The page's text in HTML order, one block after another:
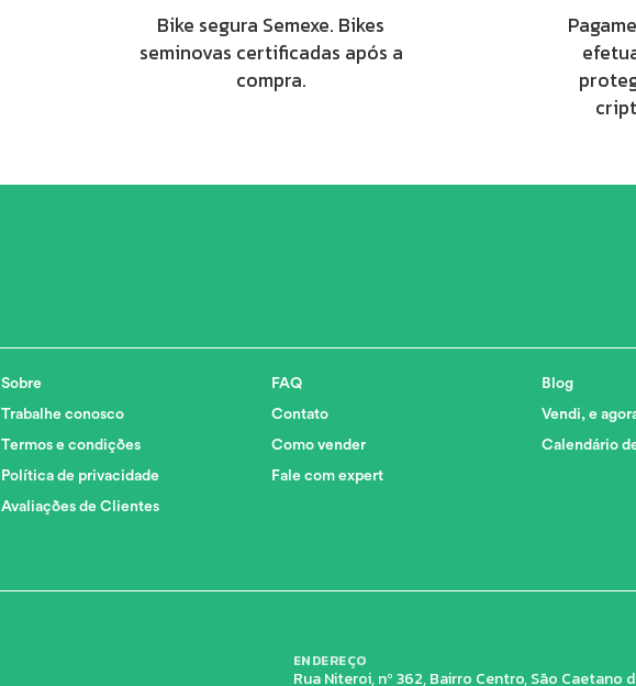
Bike segura Semexe. Bikes
seminovas certificadas após a
compra.
Sobre
Trabalhe conosco
Termos e condições
Política de privacidade
Avaliações de Clientes
FAQ
Contato
Como vender
Fale com expert
Blog
Vendi, e
Calendário
ENDEREÇO
Rua Niteroi, nº 362, Bairro Centro, São Caetano